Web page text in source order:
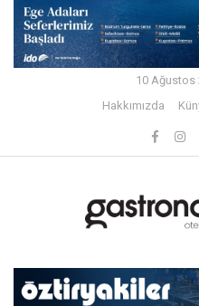
10 Ağustos
Hakkımızda